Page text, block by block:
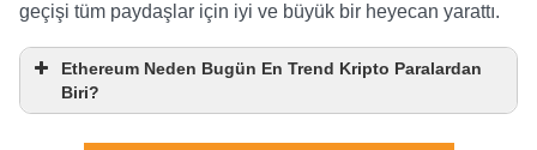
geçişi tüm paydaşlar için iyi ve büyük bir heyecan yarattı.
Ethereum Neden Bugün En Trend Kripto Paralardan
Biri?